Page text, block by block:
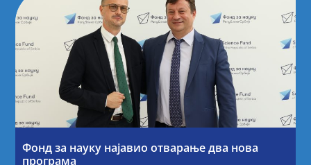
Фонд за науку најавио отварање два нова
програма